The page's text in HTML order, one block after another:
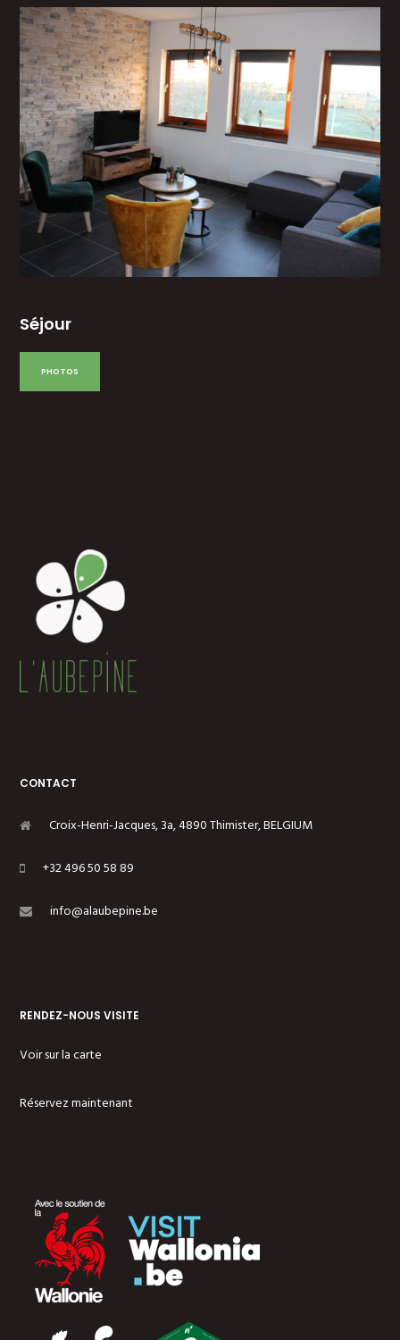
Séjour
PHOTOS
CONTACT
Croix-Henri-Jacques, 3a, 4890 Thimister, BELGIUM
+32 496 50 58 89
info@alaubepine.be
RENDEZ-NOUS VISITE
Voir sur la carte
Réservez maintenant